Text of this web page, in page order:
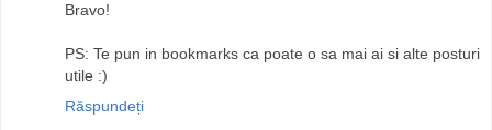
Bravo!
PS: Te pun in bookmarks ca poate o sa mai ai si alte posturi
utile :)
Răspundeți